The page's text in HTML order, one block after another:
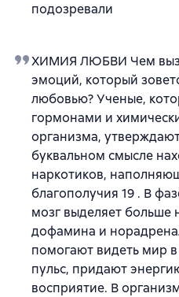
подозревали
ХИМИЯ ЛЮБВИ Чем
эмоций, который
любовью? Ученые,
гормонами и
организма,
буквальном смысле
наркотиков,
благополучия 19 . В
мозг выделяет больше
дофамина и
помогают видеть мир
пульс, придают
восприятие. В